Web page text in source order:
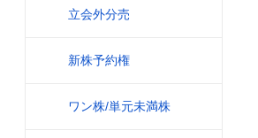
立会外分売
新株予約権
ワン株/単元未満株